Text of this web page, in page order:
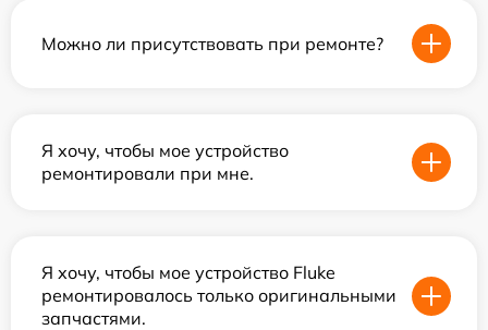
Можно ли присутствовать при ремонте?
Я хочу, чтобы мое устройство
ремонтировали при мне.
Я хочу, чтобы мое устройство Fluke
ремонтировалось только оригинальными
запчастями.